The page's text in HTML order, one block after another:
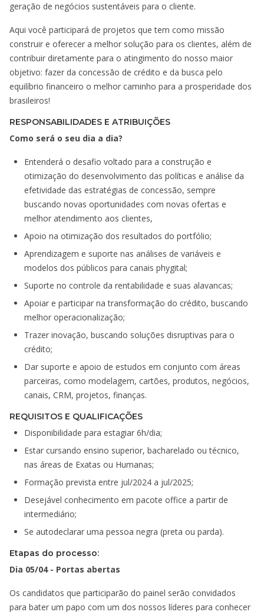
geração de negócios sustentáveis para o cliente.
Aqui você participará de projetos que tem como missão
construir e oferecer a melhor solução para os clientes, além de
contribuir diretamente para o atingimento do nosso maior
objetivo: fazer da concessão de crédito e da busca pelo
equilíbrio financeiro o melhor caminho para a prosperidade dos
brasileiros!
RESPONSABILIDADES E ATRIBUIÇÕES
Como será o seu dia a dia?
Entenderá o desafio voltado para a construção e
otimização do desenvolvimento das políticas e análise da
efetividade das estratégias de concessão, sempre
buscando novas oportunidades com novas ofertas e
melhor atendimento aos clientes,
Apoio na otimização dos resultados do portfólio;
Aprendizagem e suporte nas análises de variáveis e
modelos dos públicos para canais phygital;
Suporte no controle da rentabilidade e suas alavancas;
Apoiar e participar na transformação do crédito, buscando
melhor operacionalização;
Trazer inovação, buscando soluções disruptivas para o
crédito;
Dar suporte e apoio de estudos em conjunto com áreas
parceiras, como modelagem, cartões, produtos, negócios,
canais, CRM, projetos, finanças.
REQUISITOS E QUALIFICAÇÕES
Disponibilidade para estagiar 6h/dia;
Estar cursando ensino superior, bacharelado ou técnico,
nas áreas de Exatas ou Humanas;
Formação prevista entre jul/2024 a jul/2025;
Desejável conhecimento em pacote office a partir de
intermediário;
Se autodeclarar uma pessoa negra (preta ou parda).
Etapas do processo:
Dia 05/04 - Portas abertas
Os candidatos que participarão do painel serão convidados
para bater um papo com um dos nossos líderes para conhecer